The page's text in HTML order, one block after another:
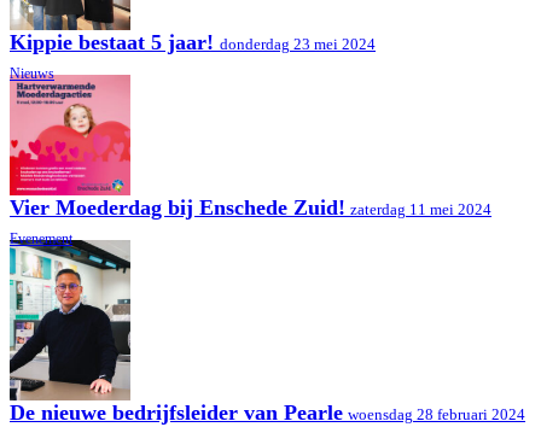
Kippie bestaat 5 jaar! donderdag 23 mei 2024
Nieuws
Vier Moederdag bij Enschede Zuid! zaterdag 11 mei 2024
Evenement
De nieuwe bedrijfsleider van Pearle woensdag 28 februari 2024